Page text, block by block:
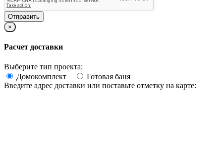
×
Расчет доставки
Выберите тип проекта:
Домокомплект
Готовая баня
Введите адрес доставки или поставьте отметку на карте: